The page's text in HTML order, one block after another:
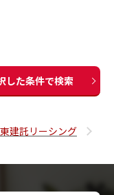
した条件で検索
建託リーシング